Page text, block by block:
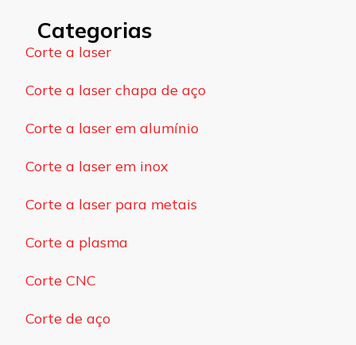
Categorias
Corte a laser
Corte a laser chapa de aço
Corte a laser em alumínio
Corte a laser em inox
Corte a laser para metais
Corte a plasma
Corte CNC
Corte de aço